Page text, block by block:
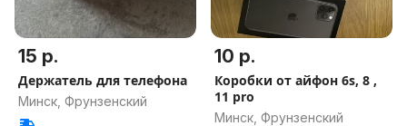
15 р.
Держатель для телефона
Минск, Фрунзенский
10 р.
Коробки от айфон 6s, 8 ,
11 pro
Минск, Фрунзенский